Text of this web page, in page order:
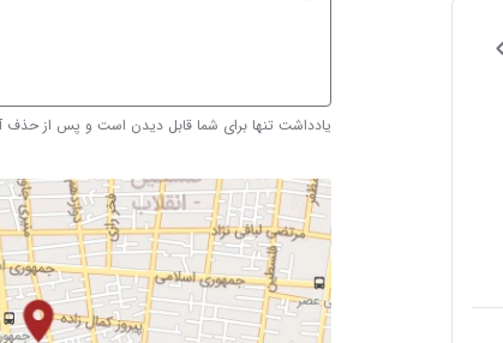
یادداشت تنها برای شما قابل دیدن است و پس از حذف